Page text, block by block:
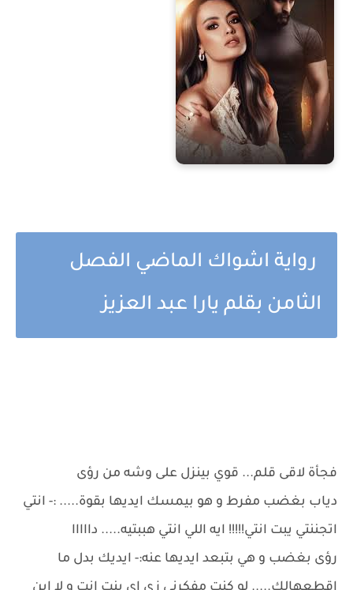
رواية اشواك الماضي الفصل
الثامن بقلم يارا عبد العزيز
فجأة لاقى قلم... قوي بينزل على وشه من رؤى
دياب بغضب مفرط و هو بيمسك ايديها بقوة..... :- انتي
اتجننتي يبت انتي!!!!! ايه اللي انتي هببتيه..... دااااا
رؤى بغضب و هي بتبعد ايديها عنه:- ايديك بدل ما